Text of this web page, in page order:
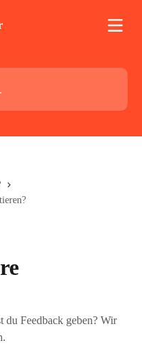
du Feedback geben? Wir